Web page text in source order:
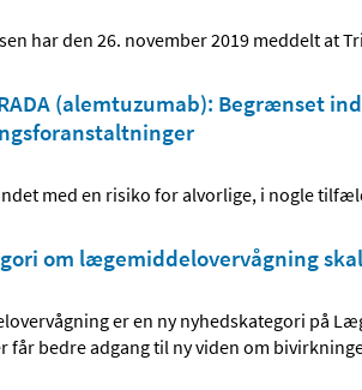
har den 26. november 2019 meddelt at
(alemtuzumab): Begrænset
med en risiko for alvorlige, i nogle
om lægemiddelovervågning
er en ny nyhedskategori på
får bedre adgang til ny viden om